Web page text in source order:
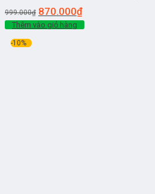
999.000₫ 870.000₫
Thêm vào giỏ hàng
-10%